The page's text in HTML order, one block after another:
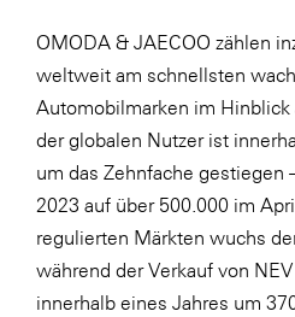
OMODA & JAECOO zählen
weltweit am schnellsten
Automobilmarken im Hinblick
der globalen Nutzer ist
um das Zehnfache gestiegen
2023 auf über 500.000 im
regulierten Märkten wuchs
während der Verkauf von
innerhalb eines Jahres um